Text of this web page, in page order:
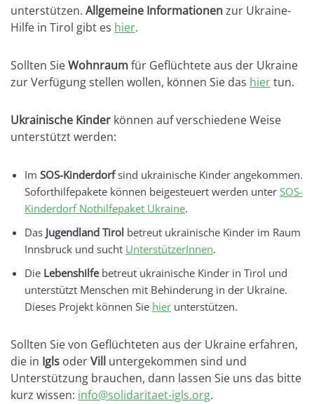
unterstützen. Allgemeine Informationenzur Ukraine-
Hilfe in Tirol gibt es hier.
Sollten SieWohnraumfür Geflüchtete aus der Ukraine
zur Verfügung stellen wollen, können Sie das hiertun.
Ukrainische Kinder können auf verschiedene Weise
unterstützt werden:
Im SOS-Kinderdorfsind ukrainische Kinder angekommen.
Soforthilfepakete können beigesteuert werden unter SOS-
Kinderdorf Nothilfepaket Ukraine.
Das Jugendland Tirol betreut ukrainische Kinder im Raum
Innsbruck und sucht UnterstützerInnen.
Die Lebenshilfebetreut ukrainische Kinder in Tirol und
unterstützt Menschen mit Behinderung in der Ukraine.
Dieses Projekt können Sie hier unterstützen.
Sollten Sie von Geflüchteten aus der Ukraine erfahren,
die in Igls oderVill untergekommen sind und
Unterstützung brauchen, dann lassen Sie uns das bitte
kurz wissen: info@solidaritaet-igls.org.